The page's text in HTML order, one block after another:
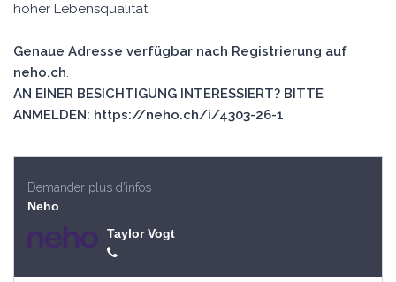
hoher Lebensqualität.
Genaue Adresse verfügbar nach Registrierung auf
neho.ch.
AN EINER BESICHTIGUNG INTERESSIERT? BITTE
ANMELDEN: https://neho.ch/i/4303-26-1
Demander plus d'infos
Neho
Taylor Vogt